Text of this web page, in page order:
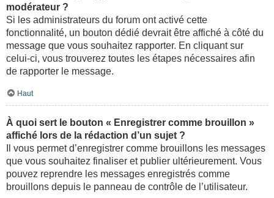
modérateur ?
Si les administrateurs du forum ont activé cette
fonctionnalité, un bouton dédié devrait être affiché à côté du
message que vous souhaitez rapporter. En cliquant sur
celui-ci, vous trouverez toutes les étapes nécessaires afin
de rapporter le message.
Haut
À quoi sert le bouton « Enregistrer comme brouillon »
affiché lors de la rédaction d’un sujet ?
Il vous permet d’enregistrer comme brouillons les messages
que vous souhaitez finaliser et publier ultérieurement. Vous
pouvez reprendre les messages enregistrés comme
brouillons depuis le panneau de contrôle de l’utilisateur.